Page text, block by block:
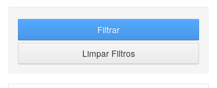
Filtrar
Limpar Filtros